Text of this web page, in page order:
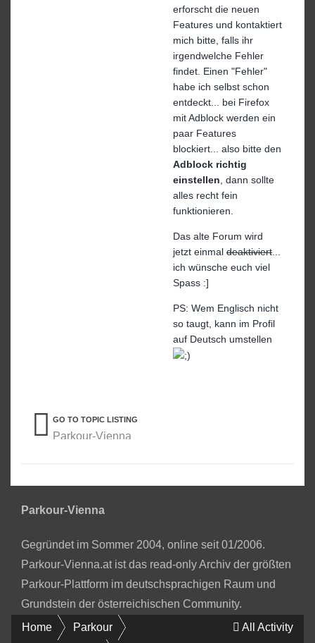
erforscht die neuen
Features und kontaktiert
mich bitte, falls ihr
irgendwelche Fehler
findet. Einen "Fehler"
habe ich selbst schon
entdeckt... bei Firefox
mit Adblock werden ein
paar Features
blockiert... also bitte den
Adblock richtig
einstellen , dann sollte
alles recht fein
funktionieren.
Das alte Forum wird
jetzt einmal deaktiviert
ich wünsche euch viel
Spass :]
PS: Wem Englisch nicht
so taugt, kann im Profil
auf Deutsch umstellen
GO TO TOPIC LISTING
Parkour-Vienna
Parkour-Vienna
Gegründet im Sommer 2004, online seit 01/2006.
Parkour-Vienna.at ist das read-only Archiv der größten
Parkour-Plattform im deutschsprachigen Raum und
Grundstein der österreichischen Community.
All Activity
Home Parkour